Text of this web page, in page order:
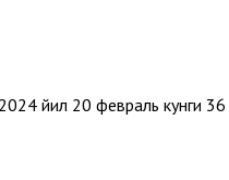
2024 йил 20 февраль кунги